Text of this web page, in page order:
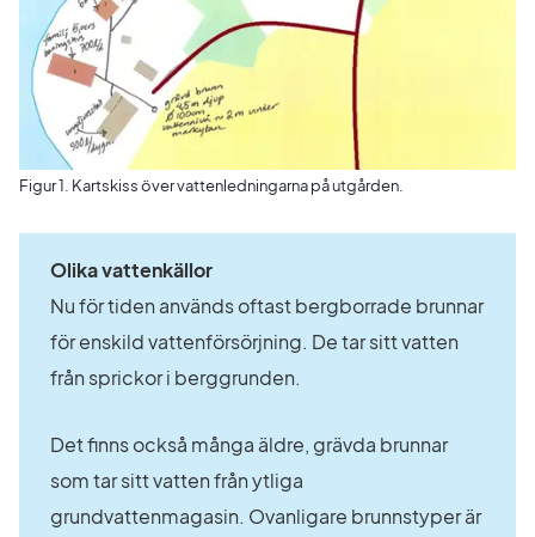
Figur 1. Kartskiss över vattenledningarna på utgården.
Olika vattenkällor
Nu för tiden används oftast bergborrade brunnar
för enskild vattenförsörjning. De tar sitt vatten
från sprickor i berggrunden.
Det finns också många äldre, grävda brunnar
som tar sitt vatten från ytliga
grundvattenmagasin. Ovanligare brunnstyper är